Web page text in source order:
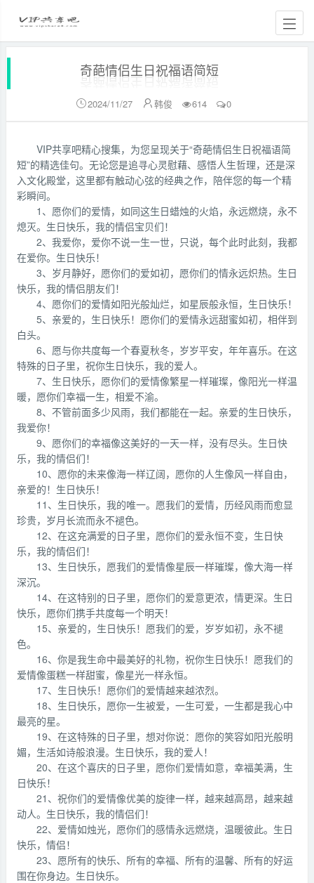
奇葩情侣生日祝福语简短
2024/11/27 韩俊 614 0
VIP共享吧精心搜集，为您呈现关于“奇葩情侣生日祝福语简
短”的精选佳句。无论您是追寻心灵慰藉、感悟人生哲理，还是深
入文化殿堂，这里都有触动心弦的经典之作，陪伴您的每一个精
彩瞬间。
1、愿你们的爱情，如同这生日蜡烛的火焰，永远燃烧，永不
熄灭。生日快乐，我的情侣宝贝们！
2、我爱你，爱你不说一生一世，只说，每个此时此刻，我都
在爱你。生日快乐！
3、岁月静好，愿你们的爱如初，愿你们的情永远炽热。生日
快乐，我的情侣朋友们！
4、愿你们的爱情如阳光般灿烂，如星辰般永恒，生日快乐！
5、亲爱的，生日快乐！愿你们的爱情永远甜蜜如初，相伴到
白头。
6、愿与你共度每一个春夏秋冬，岁岁平安，年年喜乐。在这
特殊的日子里，祝你生日快乐，我的爱人。
7、生日快乐，愿你们的爱情像繁星一样璀璨，像阳光一样温
暖，愿你们幸福一生，相爱不渝。
8、不管前面多少风雨，我们都能在一起。亲爱的生日快乐，
我爱你！
9、愿你们的幸福像这美好的一天一样，没有尽头。生日快
乐，我的情侣们！
10、愿你的未来像海一样辽阔，愿你的人生像风一样自由，
亲爱的！生日快乐！
11、生日快乐，我的唯一。愿我们的爱情，历经风雨而愈显
珍贵，岁月长流而永不褪色。
12、在这充满爱的日子里，愿你们的爱永恒不变，生日快
乐，我的情侣们！
13、生日快乐，愿我们的爱情像星辰一样璀璨，像大海一样
深沉。
14、在这特别的日子里，愿你们的爱意更浓，情更深。生日
快乐，愿你们携手共度每一个明天！
15、亲爱的，生日快乐！愿我们的爱，岁岁如初，永不褪
色。
16、你是我生命中最美好的礼物，祝你生日快乐！愿我们的
爱情像蛋糕一样甜蜜，像星光一样永恒。
17、生日快乐！愿你们的爱情越来越浓烈。
18、生日快乐，愿你一生被爱，一生可爱，一生都是我心中
最亮的星。
19、在这特殊的日子里，想对你说：愿你的笑容如阳光般明
媚，生活如诗般浪漫。生日快乐，我的爱人！
20、在这个喜庆的日子里，愿你们爱情如意，幸福美满，生
日快乐！
21、祝你们的爱情像优美的旋律一样，越来越高昂，越来越
动人。生日快乐，我的情侣们！
22、爱情如烛光，愿你们的感情永远燃烧，温暖彼此。生日
快乐，情侣！
23、愿所有的快乐、所有的幸福、所有的温馨、所有的好运
围在你身边。生日快乐。